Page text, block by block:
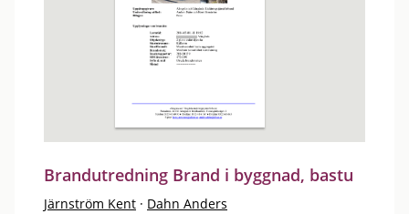
Brandutredning Brand i byggnad, bastu
Järnström Kent · Dahn Anders